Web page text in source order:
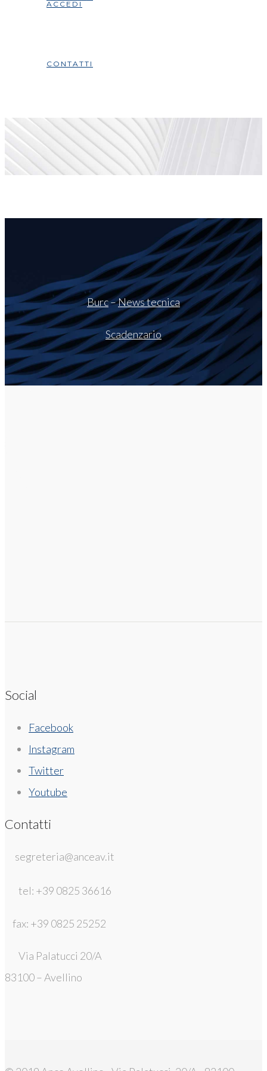
ACCEDI
CONTATTI
Burc–News tecnica
Scadenzario
Social
Facebook
Instagram
Twitter
Youtube
Contatti
segreteria@anceav.it
tel: +39 0825 36616
fax: +39 0825 25252
Via Palatucci 20/A
83100 – Avellino